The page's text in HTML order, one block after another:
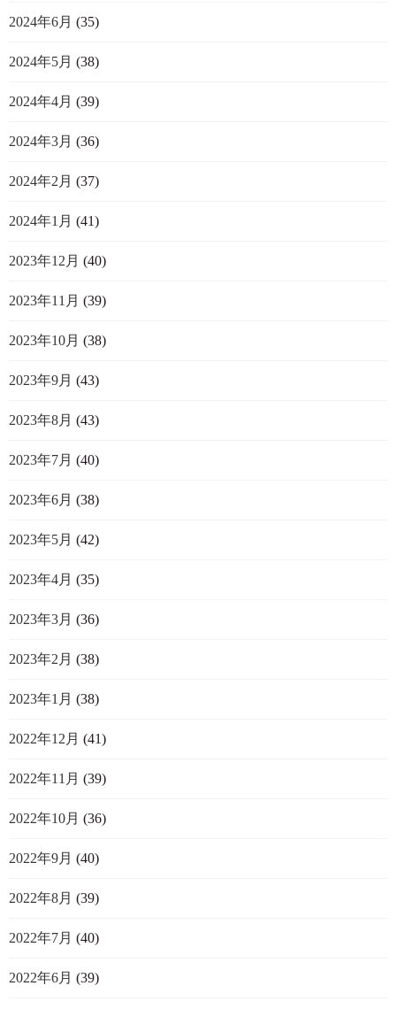
2024年6月 (35)
2024年5月 (38)
2024年4月 (39)
2024年3月 (36)
2024年2月 (37)
2024年1月 (41)
2023年12月 (40)
2023年11月 (39)
2023年10月 (38)
2023年9月 (43)
2023年8月 (43)
2023年7月 (40)
2023年6月 (38)
2023年5月 (42)
2023年4月 (35)
2023年3月 (36)
2023年2月 (38)
2023年1月 (38)
2022年12月 (41)
2022年11月 (39)
2022年10月 (36)
2022年9月 (40)
2022年8月 (39)
2022年7月 (40)
2022年6月 (39)